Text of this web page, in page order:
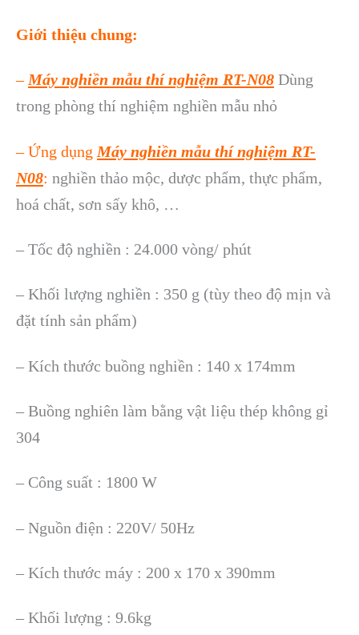
Giới thiệu chung:
– Máy nghiền mẫu thí nghiệm RT-N08 Dùng
trong phòng thí nghiệm nghiền mẫu nhỏ
– Ứng dụng Máy nghiền mẫu thí nghiệm RT-
N08: nghiền thảo mộc, dược phẩm, thực phẩm,
hoá chất, sơn sấy khô, …
– Tốc độ nghiền : 24.000 vòng/ phút
– Khối lượng nghiền : 350 g (tùy theo độ mịn và
đặt tính sản phẩm)
– Kích thước buồng nghiền : 140 x 174mm
– Buồng nghiên làm bằng vật liệu thép không gỉ
304
– Công suất : 1800 W
– Nguồn điện : 220V/ 50Hz
– Kích thước máy : 200 x 170 x 390mm
– Khối lượng : 9.6kg